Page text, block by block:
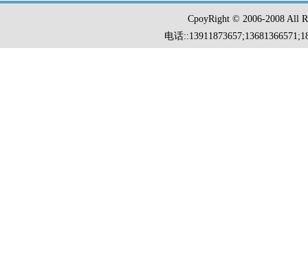
CpoyRight © 2006-2008 All
电话